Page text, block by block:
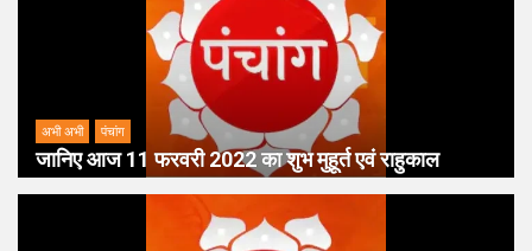
अभी अभी पंचांग
जानिए आज 11 फरवरी 2022 का शुभ मुहूर्त एवं राहुकाल